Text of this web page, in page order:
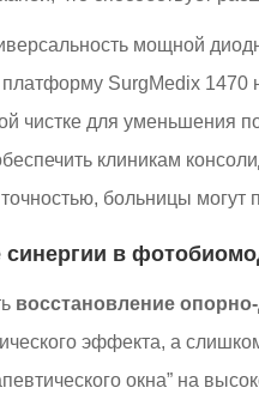
мощной
SurgMedix 1470
чистке для уменьшения
клиникам
точностью, больницы
синергии в
восстановление
эффекта, а
окна” на